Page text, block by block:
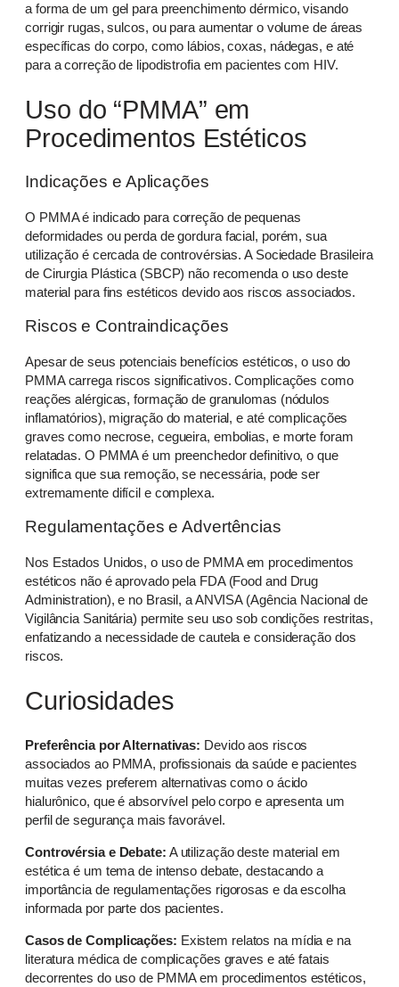
a forma de um gel para preenchimento dérmico, visando
corrigir rugas, sulcos, ou para aumentar o volume de áreas
específicas do corpo, como lábios, coxas, nádegas, e até
para a correção de lipodistrofia em pacientes com HIV.
Uso do “PMMA” em
Procedimentos Estéticos
Indicações e Aplicações
O PMMA é indicado para correção de pequenas
deformidades ou perda de gordura facial, porém, sua
utilização é cercada de controvérsias. A Sociedade Brasileira
de Cirurgia Plástica (SBCP) não recomenda o uso deste
material para fins estéticos devido aos riscos associados.
Riscos e Contraindicações
Apesar de seus potenciais benefícios estéticos, o uso do
PMMA carrega riscos significativos. Complicações como
reações alérgicas, formação de granulomas (nódulos
inflamatórios), migração do material, e até complicações
graves como necrose, cegueira, embolias, e morte foram
relatadas. O PMMA é um preenchedor definitivo, o que
significa que sua remoção, se necessária, pode ser
extremamente difícil e complexa.
Regulamentações e Advertências
Nos Estados Unidos, o uso de PMMA em procedimentos
estéticos não é aprovado pela FDA (Food and Drug
Administration), e no Brasil, a ANVISA (Agência Nacional de
Vigilância Sanitária) permite seu uso sob condições restritas,
enfatizando a necessidade de cautela e consideração dos
riscos.
Curiosidades
Preferência por Alternativas: Devido aos riscos
associados ao PMMA, profissionais da saúde e pacientes
muitas vezes preferem alternativas como o ácido
hialurônico, que é absorvível pelo corpo e apresenta um
perfil de segurança mais favorável.
Controvérsia e Debate: A utilização deste material em
estética é um tema de intenso debate, destacando a
importância de regulamentações rigorosas e da escolha
informada por parte dos pacientes.
Casos de Complicações: Existem relatos na mídia e na
literatura médica de complicações graves e até fatais
decorrentes do uso de PMMA em procedimentos estéticos,